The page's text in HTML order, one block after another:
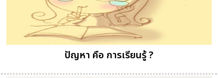
ปัญหา คือ การเรียนรู้ ?